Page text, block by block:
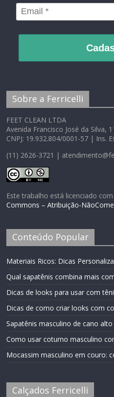
Sobre a Ferricelli
FEET CLEAN LTDA
Avenida Francisco José da Silva,
CNPJ: 19.932.804/0001-57 | Ins.
(11) 2626-3721 |
Este trabalho está licenciado
Commons – Atribuição-
Conteúdo Popular
Materiais Ricos: Dicas
Qual sapatênis combina mais
Dicas de looks para usar com
Dicas de como criar looks com
Sapatênis masculino de cano
Como usar coturno masculino
Mocassim masculino em couro:
Calçados Ferricelli